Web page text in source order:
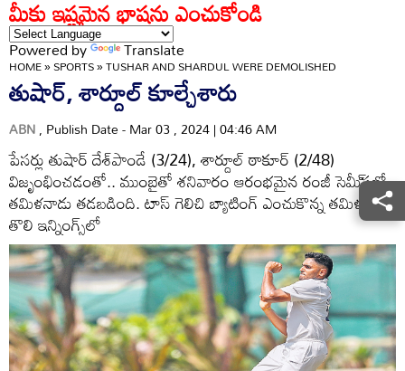
మీకు ఇష్టమైన భాషను ఎంచుకోండి
Powered by Translate
HOME»SPORTS»TUSHAR AND SHARDUL WERE DEMOLISHED
తుషార్‌, శార్దూల్‌ కూల్చేశారు
ABN, Publish Date - Mar 03 , 2024 | 04:46 AM
పేసర్లు తుషార్‌ దేశ్‌పాండే (3/24), శార్దూల్‌ ఠాకూర్‌ (2/48)
విజృంభించడంతో.. ముంబైతో శనివారం ఆరంభమైన రంజీ సెమీ్‌సలో
తమిళనాడు తడబడింది. టాస్‌ గెలిచి బ్యాటింగ్‌ ఎంచుకొన్న తమిళనాడు
తొలి ఇన్నింగ్స్‌లో